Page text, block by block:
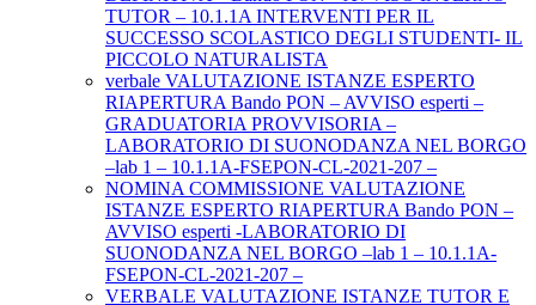
TUTOR – 10.1.1A INTERVENTI PER IL
SUCCESSO SCOLASTICO DEGLI STUDENTI- IL
PICCOLO NATURALISTA
verbale VALUTAZIONE ISTANZE ESPERTO
RIAPERTURA Bando PON – AVVISO esperti –
GRADUATORIA PROVVISORIA –
LABORATORIO DI SUONODANZA NEL BORGO
–lab 1 – 10.1.1A-FSEPON-CL-2021-207 –
NOMINA COMMISSIONE VALUTAZIONE
ISTANZE ESPERTO RIAPERTURA Bando PON –
AVVISO esperti -LABORATORIO DI
SUONODANZA NEL BORGO –lab 1 – 10.1.1A-
FSEPON-CL-2021-207 –
VERBALE VALUTAZIONE ISTANZE TUTOR E